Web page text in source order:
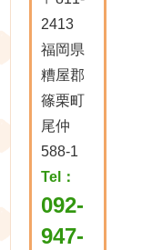
2413
福岡県
糟屋郡
篠栗町
尾仲
588-1
Tel：
092-
947-